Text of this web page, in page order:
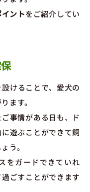
ントをご紹介してい
けることで、愛犬の
ます。
事情がある日も、ド
遊ぶことができて飼
う。
をガードできていれ
ごすことができます